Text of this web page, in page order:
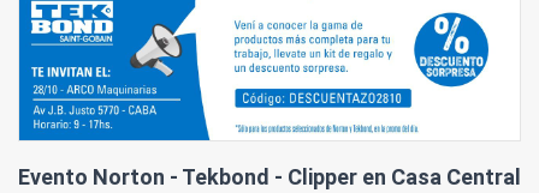
Evento Norton - Tekbond - Clipper en Casa Central